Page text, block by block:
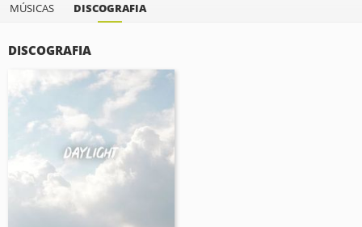
MÚSICAS DISCOGRAFIA
DISCOGRAFIA